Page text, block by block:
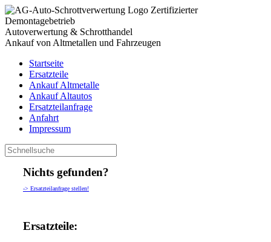
Zertifizierter
Demontagebetrieb
Autoverwertung & Schrotthandel
Ankauf von Altmetallen und Fahrzeugen
Startseite
Ersatzteile
Ankauf Altmetalle
Ankauf Altautos
Ersatzteilanfrage
Anfahrt
Impressum
Nichts gefunden?
-> Ersatzteilanfrage stellen!
Ersatzteile: